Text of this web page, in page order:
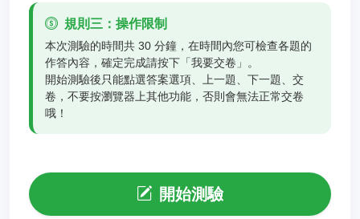
規則三：操作限制
本次測驗的時間共 30 分鐘，在時間內您可檢查各題的
作答內容，確定完成請按下「我要交卷」。
開始測驗後只能點選答案選項、上一題、下一題、交
卷，不要按瀏覽器上其他功能，否則會無法正常交卷
哦！
開始測驗